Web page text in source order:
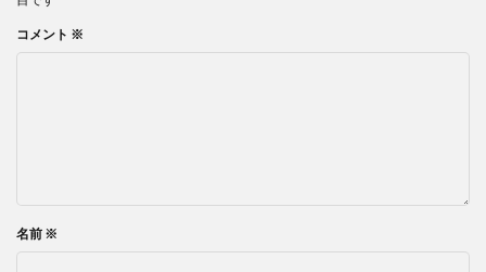
コメント ※
名前 ※